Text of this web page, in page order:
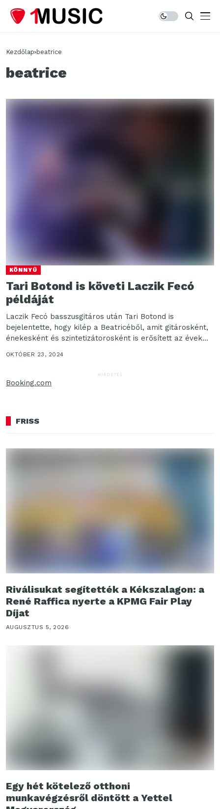
Kezdőlap beatrice
beatrice
KÖNNYŰ
Tari Botond is követi Laczik Fecó
példáját
Laczik Fecó basszusgitáros után Tari Botond is
bejelentette, hogy kilép a Beatricéből, amit gitárosként,
énekesként és szintetizátorosként is erősített az évek
során. Boti...
OKTÓBER 23, 2024
HIRDETÉS
Booking.com
FRISS
Riválisukat segítették a Kékszalagon: a
René Raffica nyerte a KPMG Fair Play
Díjat
AUGUSZTUS 5, 2026
Egy hét kötelező otthoni
munkavégzésről döntött a Yettel